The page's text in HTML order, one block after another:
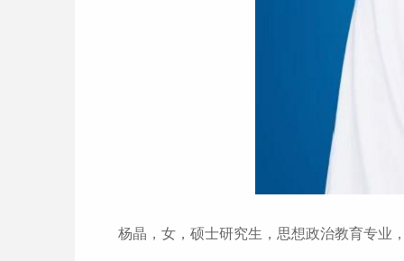
杨晶，女，硕士研究生，思想政治教育专业